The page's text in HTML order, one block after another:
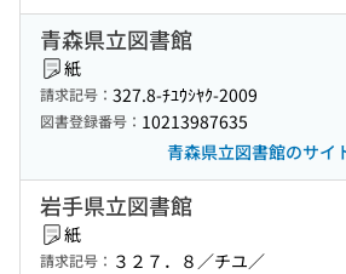
青森県立図書館
紙
請求記号： 327.8-ﾁﾕｳｼﾔｸ-2009
図書登録番号： 10213987635
青森県立図書館のサイ
岩手県立図書館
紙
請求記号： ３２７．８／チユ／